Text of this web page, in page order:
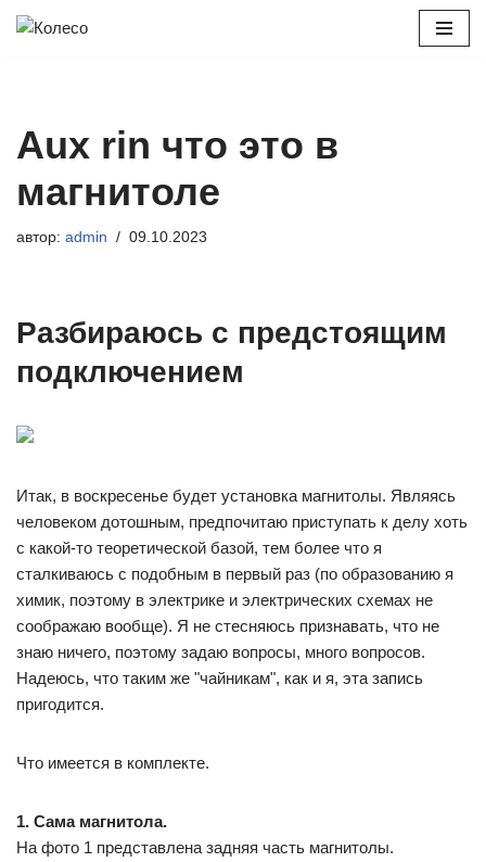
Aux rin что это в
магнитоле
автор: admin 09.10.2023
Разбираюсь с предстоящим
подключением
Итак, в воскресенье будет установка магнитолы. Являясь
человеком дотошным, предпочитаю приступать к делу хоть
с какой-то теоретической базой, тем более что я
сталкиваюсь с подобным в первый раз (по образованию я
химик, поэтому в электрике и электрических схемах не
соображаю вообще). Я не стесняюсь признавать, что не
знаю ничего, поэтому задаю вопросы, много вопросов.
Надеюсь, что таким же "чайникам", как и я, эта запись
пригодится.
Что имеется в комплекте.
1. Сама магнитола.
На фото 1 представлена задняя часть магнитолы.